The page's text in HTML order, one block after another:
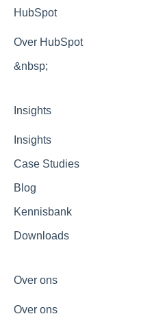
HubSpot
Over HubSpot
&nbsp;
Insights
Insights
Case Studies
Blog
Kennisbank
Downloads
Over ons
Over ons